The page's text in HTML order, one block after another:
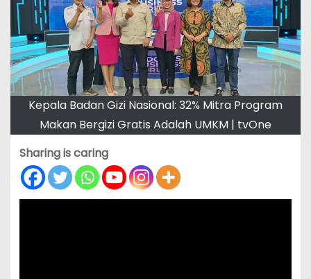
Kepala Badan Gizi Nasional: 32% Mitra Program
Makan Bergizi Gratis Adalah UMKM | tvOne
Sharing is caring